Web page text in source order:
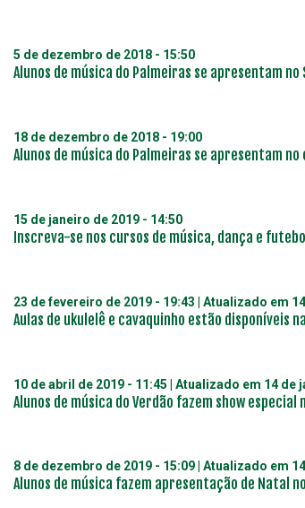
5 de dezembro de 2018 - 15:50
Alunos de música do Palmeiras se apresentam no
18 de dezembro de 2018 - 19:00
Alunos de música do Palmeiras se apresentam no
15 de janeiro de 2019 - 14:50
Inscreva-se nos cursos de música, dança e
23 de fevereiro de 2019 - 19:43 | Atualizado em
Aulas de ukulelê e cavaquinho estão disponíveis
10 de abril de 2019 - 11:45 | Atualizado em 14 de
Alunos de música do Verdão fazem show especial
8 de dezembro de 2019 - 15:09 | Atualizado em
Alunos de música fazem apresentação de Natal